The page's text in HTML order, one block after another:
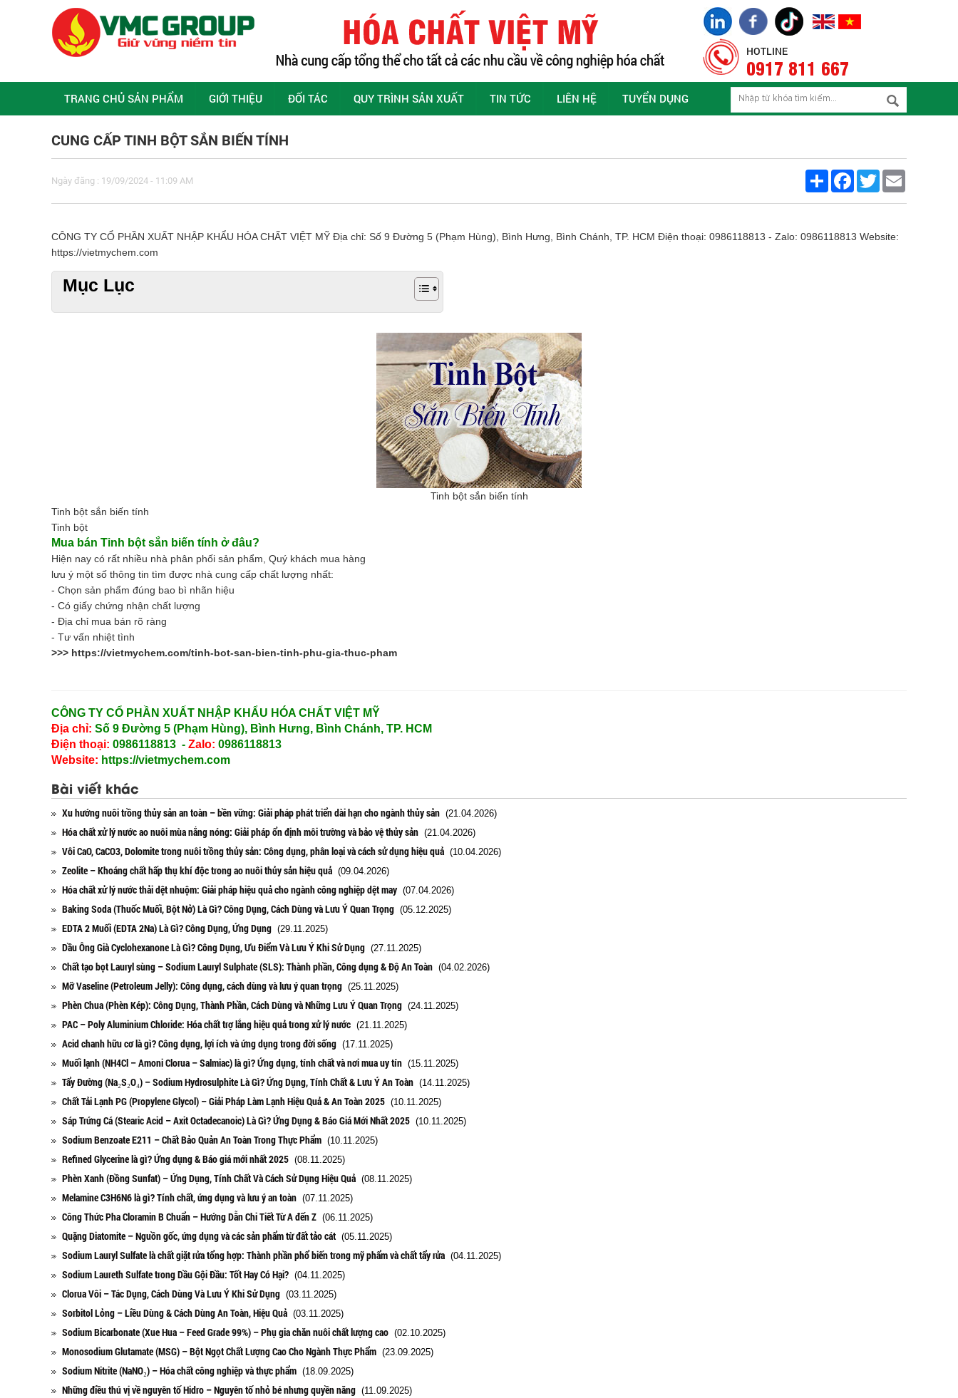
HOTLINE
0917 811 667
TRANG CHỦ SẢN PHẨM GIỚI THIỆU ĐỐI TÁC QUY TRÌNH SẢN XUẤT TIN TỨC LIÊN HỆ TUYỂN DỤNG
CUNG CẤP TINH BỘT SẮN BIẾN TÍNH
Ngày đăng : 19/09/2024 - 11:09 AM
Share FacebookTwitter
CÔNG TY CỔ PHẦN XUẤT NHẬP KHẨU HÓA CHẤT VIỆT MỸ Địa chỉ: Số 9 Đường 5 (Phạm Hùng), Bình Hưng, Bình Chánh, TP. HCM Điện thoại: 0986118813 - Zalo: 0986118813 Website:
https://vietmychem.com
Mục Lục
Tinh bột sắn biến tính
Tinh bột sắn biến tính
Tinh bột
Mua bán Tinh bột sắn biến tính ở đâu?
Hiện nay có rất nhiều nhà phân phối sản phẩm, Quý khách mua hàng
lưu ý một số thông tin tìm được nhà cung cấp chất lượng nhất:
- Chọn sản phẩm đúng bao bì nhãn hiệu
- Có giấy chứng nhận chất lượng
- Địa chỉ mua bán rõ ràng
- Tư vấn nhiệt tình
>>> https://vietmychem.com/tinh-bot-san-bien-tinh-phu-gia-thuc-pham
CÔNG TY CỔ PHẦN XUẤT NHẬP KHẨU HÓA CHẤT VIỆT MỸ
Địa chỉ: Số 9 Đường 5 (Phạm Hùng), Bình Hưng, Bình Chánh, TP. HCM
Điện thoại: 0986118813 - Zalo: 0986118813
Website: https://vietmychem.com
Bài viết khác
Xu hướng nuôi trồng thủy sản an toàn – bền vững: Giải pháp phát triển dài hạn cho ngành thủy sản (21.04.2026)
Hóa chất xử lý nước ao nuôi mùa nắng nóng: Giải pháp ổn định môi trường và bảo vệ thủy sản (21.04.2026)
Vôi CaO, CaCO3, Dolomite trong nuôi trồng thủy sản: Công dụng, phân loại và cách sử dụng hiệu quả (10.04.2026)
Zeolite – Khoáng chất hấp thụ khí độc trong ao nuôi thủy sản hiệu quả (09.04.2026)
Hóa chất xử lý nước thải dệt nhuộm: Giải pháp hiệu quả cho ngành công nghiệp dệt may (07.04.2026)
Baking Soda (Thuốc Muối, Bột Nở) Là Gì? Công Dụng, Cách Dùng và Lưu Ý Quan Trọng (05.12.2025)
EDTA 2 Muối (EDTA 2Na) Là Gì? Công Dụng, Ứng Dụng (29.11.2025)
Dầu Ông Già Cyclohexanone Là Gì? Công Dụng, Ưu Điểm Và Lưu Ý Khi Sử Dụng (27.11.2025)
Chất tạo bọt Lauryl sùng – Sodium Lauryl Sulphate (SLS): Thành phần, Công dụng & Độ An Toàn (04.02.2026)
Mỡ Vaseline (Petroleum Jelly): Công dụng, cách dùng và lưu ý quan trọng (25.11.2025)
Phèn Chua (Phèn Kép): Công Dụng, Thành Phần, Cách Dùng và Những Lưu Ý Quan Trọng (24.11.2025)
PAC – Poly Aluminium Chloride: Hóa chất trợ lắng hiệu quả trong xử lý nước (21.11.2025)
Acid chanh hữu cơ là gì? Công dụng, lợi ích và ứng dụng trong đời sống (17.11.2025)
Muối lạnh (NH4Cl – Amoni Clorua – Salmiac) là gì? Ứng dụng, tính chất và nơi mua uy tín (15.11.2025)
Tẩy Đường (Na₂S₂O₄) – Sodium Hydrosulphite Là Gì? Ứng Dụng, Tính Chất & Lưu Ý An Toàn (14.11.2025)
Chất Tải Lạnh PG (Propylene Glycol) – Giải Pháp Làm Lạnh Hiệu Quả & An Toàn 2025 (10.11.2025)
Sáp Trứng Cá (Stearic Acid – Axit Octadecanoic) Là Gì? Ứng Dụng & Báo Giá Mới Nhất 2025 (10.11.2025)
Sodium Benzoate E211 – Chất Bảo Quản An Toàn Trong Thực Phẩm (10.11.2025)
Refined Glycerine là gì? Ứng dụng & Báo giá mới nhất 2025 (08.11.2025)
Phèn Xanh (Đồng Sunfat) – Ứng Dụng, Tính Chất Và Cách Sử Dụng Hiệu Quả (08.11.2025)
Melamine C3H6N6 là gì? Tính chất, ứng dụng và lưu ý an toàn (07.11.2025)
Công Thức Pha Cloramin B Chuẩn – Hướng Dẫn Chi Tiết Từ A đến Z (06.11.2025)
Quặng Diatomite – Nguồn gốc, ứng dụng và các sản phẩm từ đất tảo cát (05.11.2025)
Sodium Lauryl Sulfate là chất giặt rửa tổng hợp: Thành phần phổ biến trong mỹ phẩm và chất tẩy rửa (04.11.2025)
Sodium Laureth Sulfate trong Dầu Gội Đầu: Tốt Hay Có Hại? (04.11.2025)
Clorua Vôi – Tác Dụng, Cách Dùng Và Lưu Ý Khi Sử Dụng (03.11.2025)
Sorbitol Lỏng – Liều Dùng & Cách Dùng An Toàn, Hiệu Quả (03.11.2025)
Sodium Bicarbonate (Xue Hua – Feed Grade 99%) – Phụ gia chăn nuôi chất lượng cao (02.10.2025)
Monosodium Glutamate (MSG) – Bột Ngọt Chất Lượng Cao Cho Ngành Thực Phẩm (23.09.2025)
Sodium Nitrite (NaNO₂) – Hóa chất công nghiệp và thực phẩm (18.09.2025)
Những điều thú vị về nguyên tố Hidro – Nguyên tố nhỏ bé nhưng quyền năng (11.09.2025)